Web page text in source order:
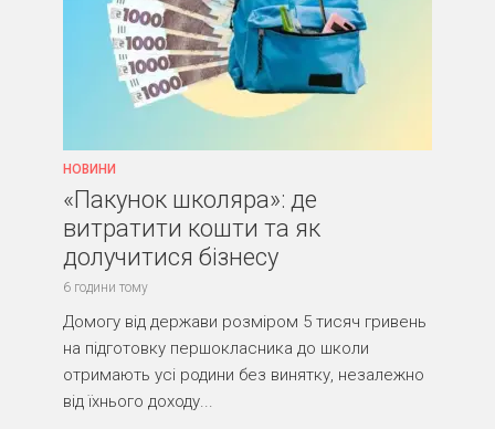
НОВИНИ
«Пакунок школяра»: де
витратити кошти та як
долучитися бізнесу
6 години тому
Домогу від держави розміром 5 тисяч гривень
на підготовку першокласника до школи
отримають усі родини без винятку, незалежно
від їхнього доходу...